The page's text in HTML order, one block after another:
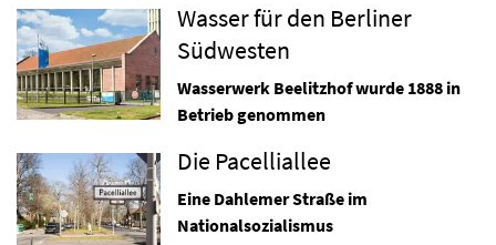
Wasser für den Berliner
Südwesten
Wasserwerk Beelitzhof wurde 1888 in
Betrieb genommen
Die Pacelliallee
Eine Dahlemer Straße im
Nationalsozialismus